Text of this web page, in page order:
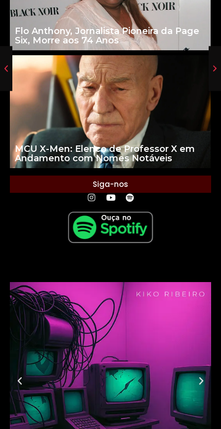
Flo Anthony, Jornalista Pioneira da Page
Six, Morre aos 74 Anos
MCU X-Men: Elenco de Professor X em
Andamento com Nomes Notáveis
Siga-nos